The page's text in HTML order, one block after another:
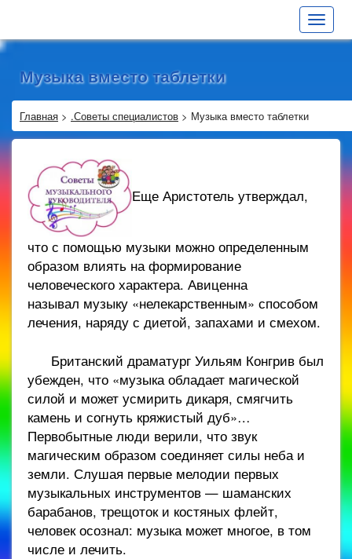
Toggle
Музыка вместо таблетки
Главная > .Советы специалистов > Музыка вместо таблетки
Еще Аристотель утверждал,
что с помощью музыки можно определенным
образом влиять на формирование
человеческого характера. Авиценна
называл музыку «нелекарственным» способом
лечения, наряду с диетой, запахами и смехом.
Британский драматург Уильям Конгрив был
убежден, что «музыка обладает магической
силой и может усмирить дикаря, смягчить
камень и согнуть кряжистый дуб»…
Первобытные люди верили, что звук
магическим образом соединяет силы неба и
земли. Слушая первые мелодии первых
музыкальных инструментов — шаманских
барабанов, трещоток и костяных флейт,
человек осознал: музыка может многое, в том
числе и лечить.